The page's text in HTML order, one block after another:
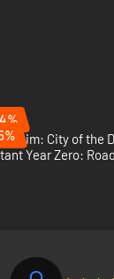
City of the
Year Zero: